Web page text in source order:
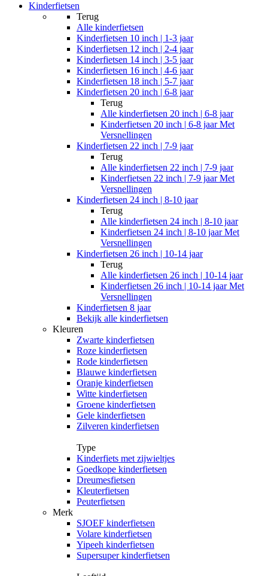
Kinderfietsen
Terug
Alle kinderfietsen
Kinderfietsen 10 inch | 1-3 jaar
Kinderfietsen 12 inch | 2-4 jaar
Kinderfietsen 14 inch | 3-5 jaar
Kinderfietsen 16 inch | 4-6 jaar
Kinderfietsen 18 inch | 5-7 jaar
Kinderfietsen 20 inch | 6-8 jaar
Terug
Alle kinderfietsen 20 inch | 6-8 jaar
Kinderfietsen 20 inch | 6-8 jaar Met
Versnellingen
Kinderfietsen 22 inch | 7-9 jaar
Terug
Alle kinderfietsen 22 inch | 7-9 jaar
Kinderfietsen 22 inch | 7-9 jaar Met
Versnellingen
Kinderfietsen 24 inch | 8-10 jaar
Terug
Alle kinderfietsen 24 inch | 8-10 jaar
Kinderfietsen 24 inch | 8-10 jaar Met
Versnellingen
Kinderfietsen 26 inch | 10-14 jaar
Terug
Alle kinderfietsen 26 inch | 10-14 jaar
Kinderfietsen 26 inch | 10-14 jaar Met
Versnellingen
Kinderfietsen 8 jaar
Bekijk alle kinderfietsen
Kleuren
Zwarte kinderfietsen
Roze kinderfietsen
Rode kinderfietsen
Blauwe kinderfietsen
Oranje kinderfietsen
Witte kinderfietsen
Groene kinderfietsen
Gele kinderfietsen
Zilveren kinderfietsen
Type
Kinderfiets met zijwieltjes
Goedkope kinderfietsen
Dreumesfietsen
Kleuterfietsen
Peuterfietsen
Merk
SJOEF kinderfietsen
Volare kinderfietsen
Yipeeh kinderfietsen
Supersuper kinderfietsen